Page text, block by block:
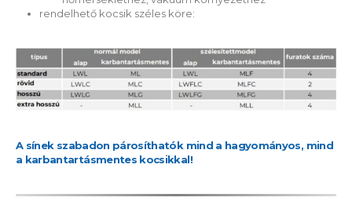
rendelhető kocsik széles köre:
A sínek szabadon párosíthatók mind a hagyományos, mind
a karbantartásmentes kocsikkal!